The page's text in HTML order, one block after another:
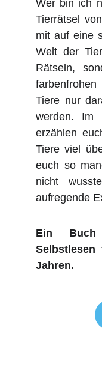
Wer bin ich
Tierrätsel
mit auf eine
Welt der
Rätseln,
Tiere nur
werden. Im
erzählen
Tiere viel
euch so
nicht
aufregende
Ein
Jahren.